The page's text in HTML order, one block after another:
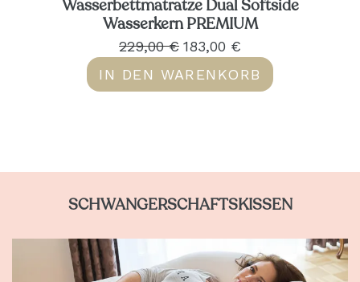
Wasserbettmatratze Dual Softside
Wasserkern PREMIUM
229,00 € 183,00 €
IN DEN WARENKORB
SCHWANGERSCHAFTSKISSEN